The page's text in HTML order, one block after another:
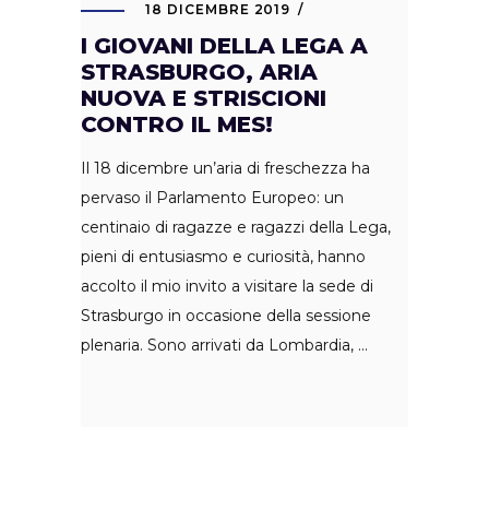
18 DICEMBRE 2019
I GIOVANI DELLA LEGA A
STRASBURGO, ARIA
NUOVA E STRISCIONI
CONTRO IL MES!
Il 18 dicembre un’aria di freschezza ha
pervaso il Parlamento Europeo: un
centinaio di ragazze e ragazzi della Lega,
pieni di entusiasmo e curiosità, hanno
accolto il mio invito a visitare la sede di
Strasburgo in occasione della sessione
plenaria. Sono arrivati da Lombardia,